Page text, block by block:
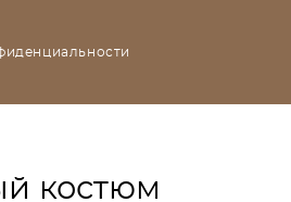
костюм